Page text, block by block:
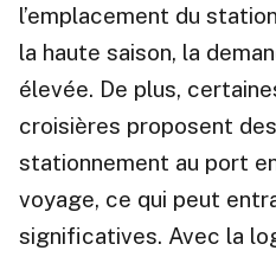
l’emplacement du
la haute saison, la
élevée. De plus,
croisières proposent
stationnement au port
voyage, ce qui peut
significatives. Avec la